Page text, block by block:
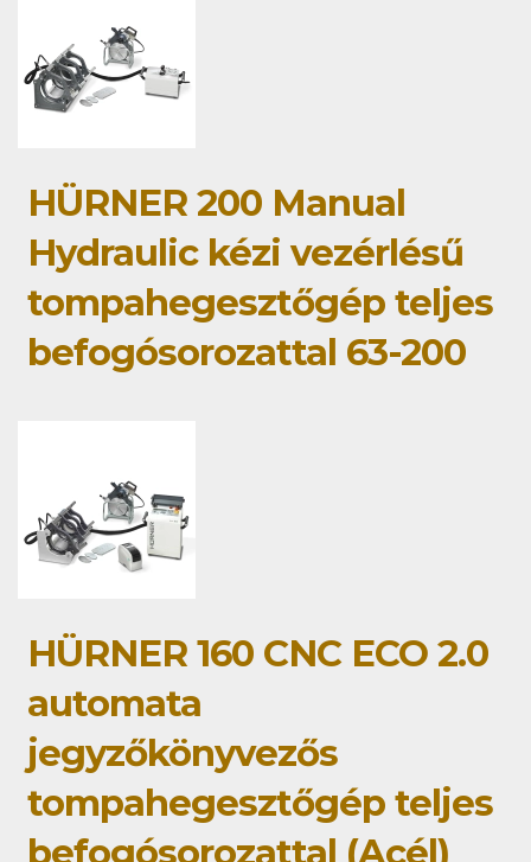
HÜRNER 200 Manual
Hydraulic kézi vezérlésű
tompahegesztőgép teljes
befogósorozattal 63-200
HÜRNER 160 CNC ECO 2.0
automata
jegyzőkönyvezős
tompahegesztőgép teljes
befogósorozattal (Acél)